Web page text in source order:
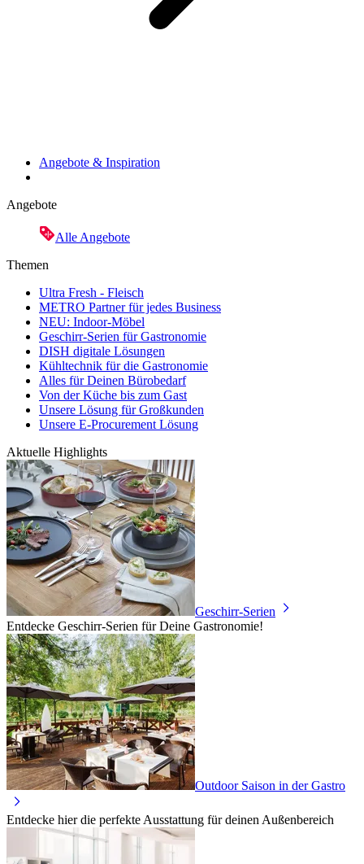
Angebote & Inspiration
Angebote
Alle Angebote
Themen
Ultra Fresh - Fleisch
METRO Partner für jedes Business
NEU: Indoor-Möbel
Geschirr-Serien für Gastronomie
DISH digitale Lösungen
Kühltechnik für die Gastronomie
Alles für Deinen Bürobedarf
Von der Küche bis zum Gast
Unsere Lösung für Großkunden
Unsere E-Procurement Lösung
Aktuelle Highlights
Geschirr-Serien
Entdecke Geschirr-Serien für Deine Gastronomie!
Outdoor Saison in der Gastro
Entdecke hier die perfekte Ausstattung für deinen Außenbereich